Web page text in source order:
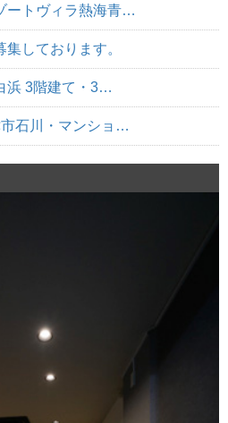
ートヴィラ熱海青…
しております。
浜 3階建て・3…
石川・マンショ…